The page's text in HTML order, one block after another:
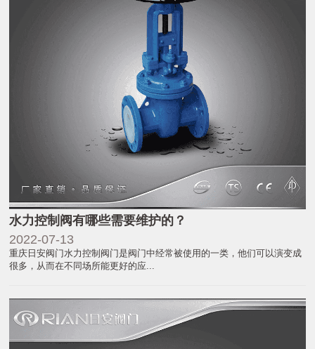
水力控制阀有哪些需要维护的？
2022-07-13
重庆日安阀门水力控制阀门是阀门中经常被使用的一类，他们可以演变成
很多，从而在不同场所能更好的应...